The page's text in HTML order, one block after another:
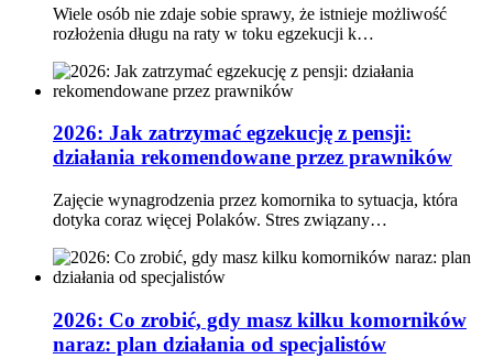
Wiele osób nie zdaje sobie sprawy, że istnieje możliwość
rozłożenia długu na raty w toku egzekucji k…
2026: Jak zatrzymać egzekucję z pensji:
działania rekomendowane przez prawników
Zajęcie wynagrodzenia przez komornika to sytuacja, która
dotyka coraz więcej Polaków. Stres związany…
2026: Co zrobić, gdy masz kilku komorników
naraz: plan działania od specjalistów